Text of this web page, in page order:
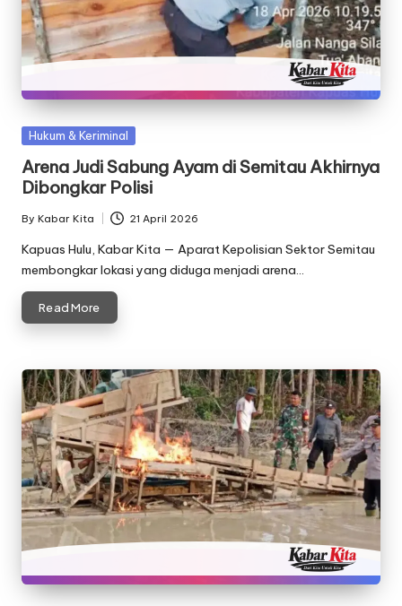
Posted
Hukum & Keriminal
Arena Judi Sabung Ayam di Semitau Akhirnya
Dibongkar Polisi
Posted
by
By Kabar Kita 21 April 2026
Kapuas Hulu, Kabar Kita — Aparat Kepolisian Sektor Semitau
membongkar lokasi yang diduga menjadi arena…
Read More